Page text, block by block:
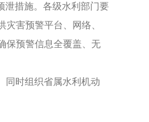
泄措施。各级水利部门要
害预警平台、网络、
保预警信息全覆盖、无
同时组织省属水利机动